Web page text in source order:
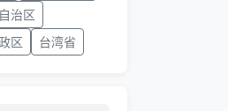
治区
区 台湾省